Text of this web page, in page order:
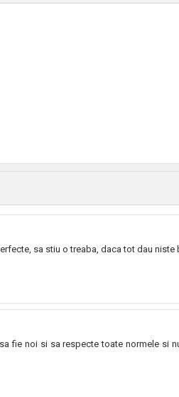
sa stiu o treaba, daca tot dau niste
fie noi si sa respecte toate normele si